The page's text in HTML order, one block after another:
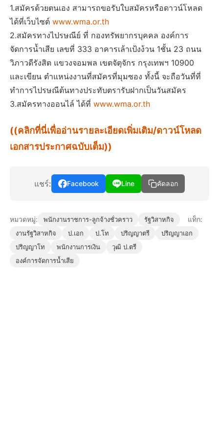
1.สมัครด้วยตนเอง สามารถขอรับใบสมัครหรือดาวน์โหลด
ได้ที่เว็บไซต์ www.wma.or.th
2.สมัครทางไปรษณีย์ ที่ กองทรัพยากรบุคคล องค์การ
จัดการน้ำเสีย เลขที่ 333 อาคารเล้าเป้งง้วน 1ชั้น 23 ถนน
วิภาวดีรังสิต แขวงจอมพล เขตจัตุจักร กรุงเทพฯ 10900
และเขียน ตำแหน่งงานที่สมัครที่มุมซอง ทั้งนี้ จะถือวันที่ที่
ทำการไปรษณีต้นทางประทับตรารับฝากเป็นวันสมัคร
3.สมัครทางออนไล์ ได้ที่ www.wma.or.th
((คลิกที่นี่เพื่ออ่านรายละเอียดเพิ่มเติม/ดาวน์โหลด
เอกสารประกาศฉบับเต็ม))
แชร์: Facebook Line คัดลอก
หมวดหมู่: พนักงานราชการ-ลูกจ้างชั่วคราว รัฐวิสาหกิจ แท็ก:
งานรัฐวิสาหกิจ ป.เอก ป.โท ปริญญาตรี
ปริญญาเอก
ปริญญาโท
พนักงานการเงิน
วุฒิ ป.ตรี
องค์การจัดการน้ำเสีย